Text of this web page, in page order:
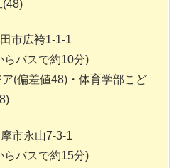
(48)
市広袴1-1-1
らバスで約10分)
(偏差値48)・体育学部こど
市永山7-3-1
らバスで約15分)